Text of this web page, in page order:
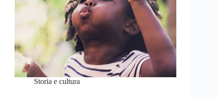
Storia e cultura